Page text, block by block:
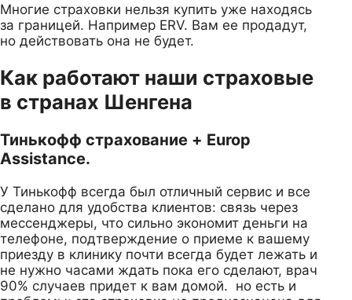
Многие страховки нельзя купить уже находясь
за границей. Например ERV. Вам ее продадут,
но действовать она не будет.
Как работают наши страховые
в странах Шенгена
Тинькофф страхование + Europ
Assistance.
У Тинькофф всегда был отличный сервис и все
сделано для удобства клиентов: связь через
мессенджеры, что сильно экономит деньги на
телефоне, подтверждение о приеме к вашему
приезду в клинику почти всегда будет лежать и
не нужно часами ждать пока его сделают, врач
90% случаев придет к вам домой. но есть и